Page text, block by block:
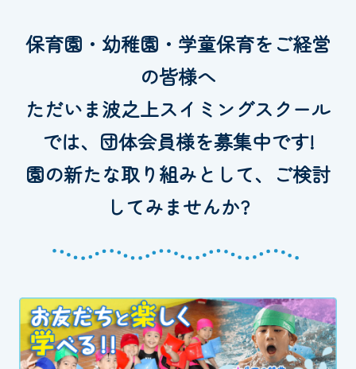
カレンダー
波スイタイムズ
お問い合わせ
Tel.098-863-7264
平日 9:00～22:00｜土祝 9:00～21:00
スイミングスクールの
体験申し込みはこちら!
保育園・幼稚園・学童保育をご経営
の皆様へ
ただいま波之上スイミングスクール
では、団体会員様を募集中です!
園の新たな取り組みとして、ご検討
してみませんか?